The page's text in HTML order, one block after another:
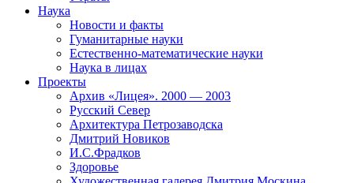
Наука
Новости и факты
Гуманитарные науки
Естественно-математические науки
Наука в лицах
Проекты
Архив «Лицея». 2000 — 2003
Русский Север
Архитектура Петрозаводска
Дмитрий Новиков
И.С.Фрадков
Здоровье